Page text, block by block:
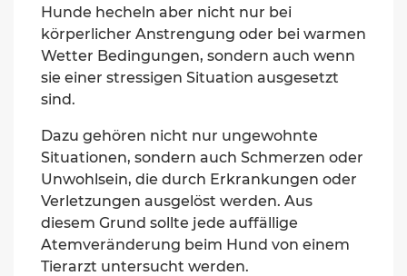
Hunde hecheln aber nicht nur bei
körperlicher Anstrengung oder bei warmen
Wetter Bedingungen, sondern auch wenn
sie einer stressigen Situation ausgesetzt
sind.
Dazu gehören nicht nur ungewohnte
Situationen, sondern auch Schmerzen oder
Unwohlsein, die durch Erkrankungen oder
Verletzungen ausgelöst werden. Aus
diesem Grund sollte jede auffällige
Atemveränderung beim Hund von einem
Tierarzt untersucht werden.